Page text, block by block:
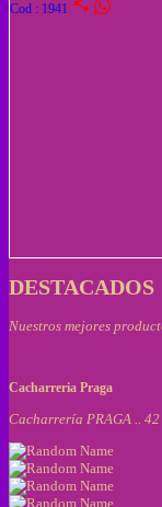
Cod : 1941
DESTACADOS
Nuestros mejores
Cacharreria Praga
Cacharrería PRAGA ..